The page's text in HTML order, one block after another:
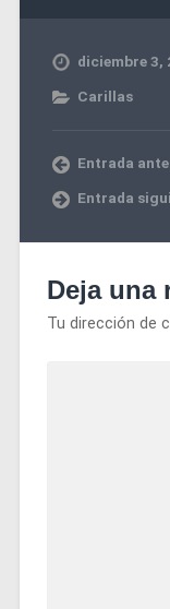
diciembre 3,
Carillas
Entrada
Entrada
Deja una
Tu dirección de